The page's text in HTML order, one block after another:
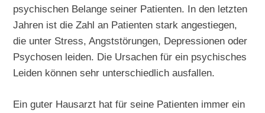
psychischen Belange seiner Patienten. In den letzten
Jahren ist die Zahl an Patienten stark angestiegen,
die unter Stress, Angststörungen, Depressionen oder
Psychosen leiden. Die Ursachen für ein psychisches
Leiden können sehr unterschiedlich ausfallen.
Ein guter Hausarzt hat für seine Patienten immer ein